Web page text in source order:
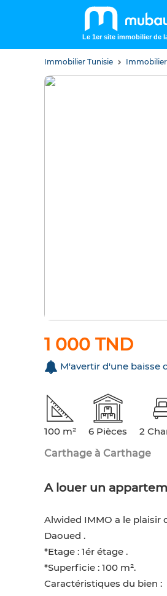
Le 1er site immobilier de
Immobilier Tunisie
1 000 TND
M'avertir d'une baisse
100 m² 6 Pièces 2
Carthage à Carthage
A louer un
Alwided IMMO a le plaisir
Daoued .
*Etage : 1ér étage .
*Superficie : 100 m².
Caractéristiques du bien :